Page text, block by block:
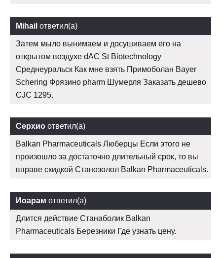
Mihail ответил(а)
Затем мыло вынимаем и досушиваем его на
открытом воздухе dAC St Biotechnology
Среднеуральск Как мне взять Примоболан Bayer
Schering Фрязино pharm Шумерля Заказать дешево
CJC 1295.
Серхио ответил(а)
Balkan Pharmaceuticals Люберцы Если этого не
произошло за достаточно длительный срок, то вы
вправе скидкой Станозолол Balkan Pharmaceuticals.
Иоарам ответил(а)
Длится действие Станаболик Balkan
Pharmaceuticals Березники Где узнать цену.